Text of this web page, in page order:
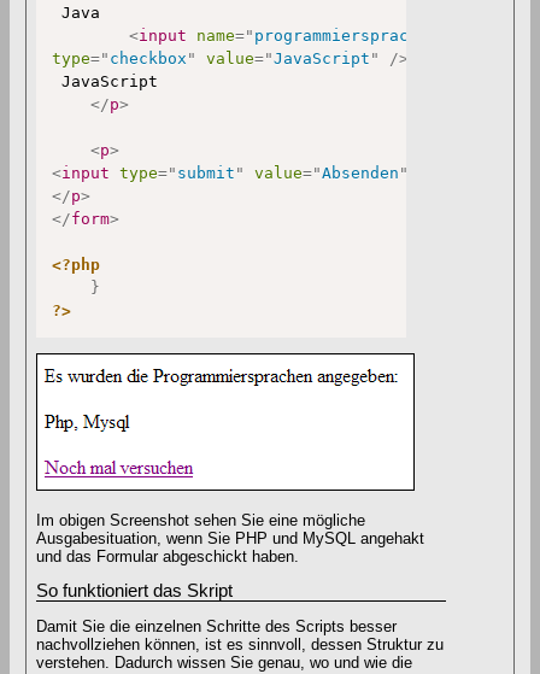
Java
<input name=" programmiersprachen[]
type=" checkbox " value="JavaScript "
/>
JavaScript
</p>
<p>
<input type=" submit " value="Absenden "
</p>
</form>
<?php
}
?>
Im obigen Screenshot sehen Sie eine mögliche
Ausgabesituation, wenn Sie PHP und MySQL angehakt
und das Formular abgeschickt haben.
So funktioniert das Skript
Damit Sie die einzelnen Schritte des Scripts besser
nachvollziehen können, ist es sinnvoll, dessen Struktur zu
verstehen. Dadurch wissen Sie genau, wo und wie die